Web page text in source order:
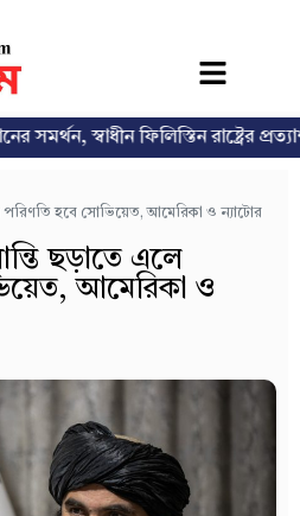
ফিলিস্তিন রাষ্ট্রের প্রত্যাশা
পরিণতি হবে সোভিয়েত, আমেরিকা ও ন্যাটোর
ছড়াতে এলে
আমেরিকা ও